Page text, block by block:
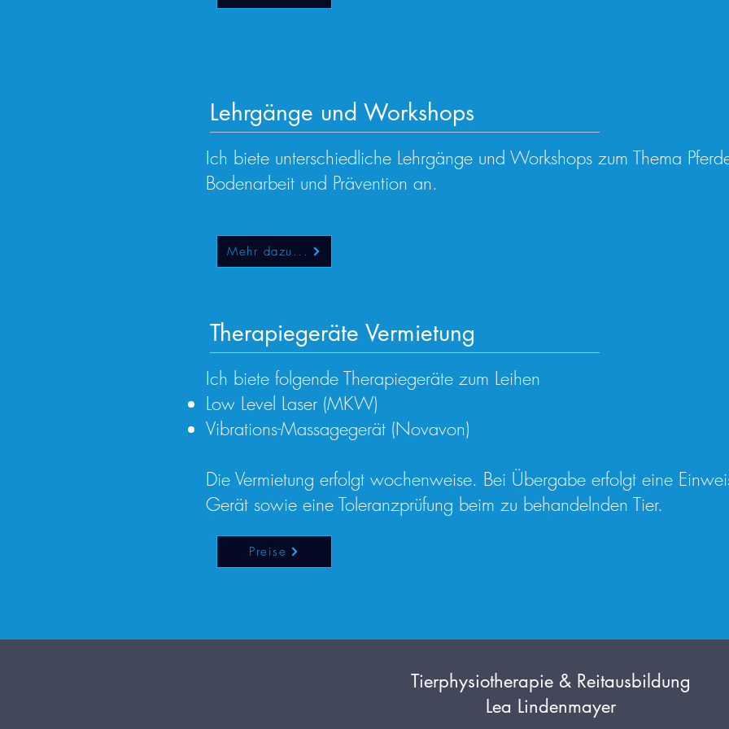
Lehrgänge und Workshops
Ich biete unterschiedliche Lehrgänge und Workshops zum Thema
Bodenarbeit und Prävention an.
Mehr dazu...
Therapiegeräte Vermietung
Ich biete folgende Therapiegeräte zum Leihen
Low Level Laser (MKW)
Vibrations-Massagegerät (Novavon)
Die Vermietung erfolgt wochenweise. Bei Übergabe erfolgt eine
Gerät sowie eine Toleranzprüfung beim zu behandelnden Tier.
Preise
Tierphysiotherapie & Reitausbildung
Lea Lindenmayer